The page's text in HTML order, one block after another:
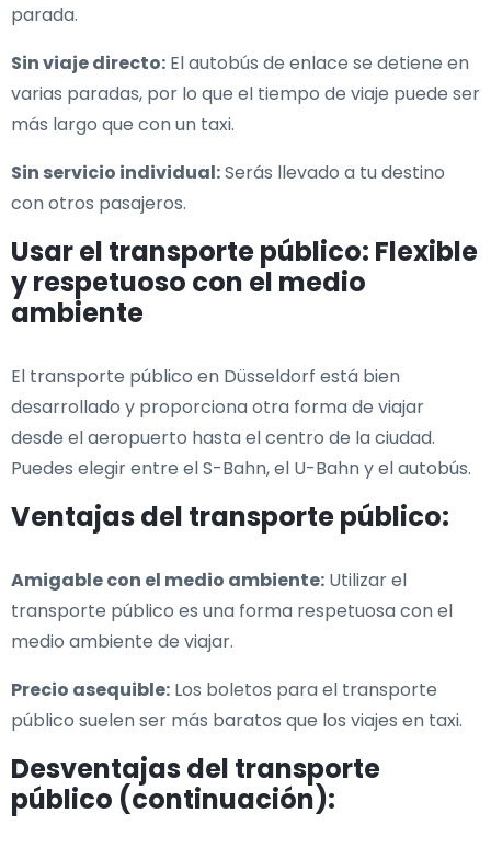
parada.
Sin viaje directo: El autobús de enlace se detiene en
varias paradas, por lo que el tiempo de viaje puede ser
más largo que con un taxi.
Sin servicio individual:Serás llevado a tu destino
con otros pasajeros.
Usar el transporte público: Flexible
y respetuoso con el medio
ambiente
El transporte público en Düsseldorf está bien
desarrollado y proporciona otra forma de viajar
desde el aeropuerto hasta el centro de la ciudad.
Puedes elegir entre el S-Bahn, el U-Bahn y el autobús.
Ventajas del transporte público:
Amigable con el medio ambiente: Utilizar el
transporte público es una forma respetuosa con el
medio ambiente de viajar.
Precio asequible: Los boletos para el transporte
público suelen ser más baratos que los viajes en taxi.
Desventajas del transporte
público (continuación):